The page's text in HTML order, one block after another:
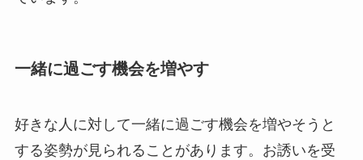
一緒に過ごす機会を増やす
好きな人に対して一緒に過ごす機会を増やそうと
する姿勢が見られることがあります。お誘いを受